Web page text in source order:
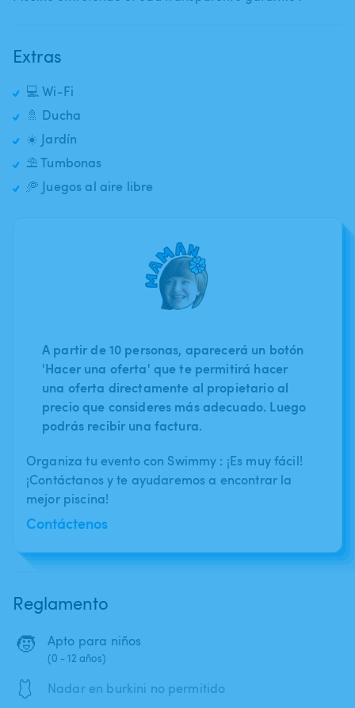
Extras
💻 Wi-Fi
🚿 Ducha
☀️ Jardín
⛱️ Tumbonas
🥏 Juegos al aire libre
A partir de 10 personas, aparecerá un botón
'Hacer una oferta' que te permitirá hacer
una oferta directamente al propietario al
precio que consideres más adecuado. Luego
podrás recibir una factura.
Organiza tu evento con Swimmy : ¡Es muy fácil!
¡Contáctanos y te ayudaremos a encontrar la
mejor piscina!
Contáctenos
Reglamento
🧒 Apto para niños
(0 - 12 años)
🩱 Nadar en burkini no permitido